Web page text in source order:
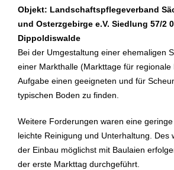
Objekt: Landschaftspflegeverband
und Osterzgebirge e.V. Siedlung 57/2
Dippoldiswalde
Bei der Umgestaltung einer ehemaligen
einer Markthalle (Markttage für regionale
Aufgabe einen geeigneten und für
typischen Boden zu finden.
Weitere Forderungen waren eine geringe
leichte Reinigung und Unterhaltung. Des
der Einbau möglichst mit Baulaien
der erste Markttag durchgeführt.